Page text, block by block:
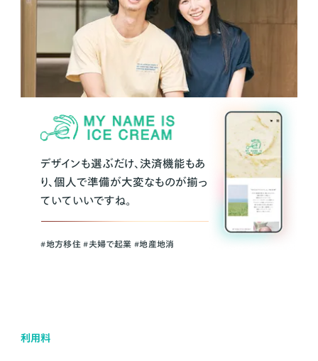
デザインも選ぶだけ、決済機能もあ
り、個人で準備が大変なものが揃っ
ていていいですね。
#地方移住 #夫婦で起業 #地産地消
利用料